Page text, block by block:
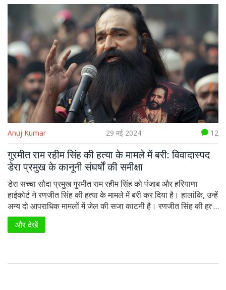
Anuj Kumar 29 मई 2024 12
गुरमीत राम रहीम सिंह की हत्या के मामले में बरी: विवादास्पद
डेरा प्रमुख के कानूनी संघर्षों की समीक्षा
डेरा सच्चा सौदा प्रमुख गुरमीत राम रहीम सिंह को पंजाब और हरियाणा
हाईकोर्ट ने रणजीत सिंह की हत्या के मामले में बरी कर दिया है। हालांकि, उन्हें
अन्य दो आपराधिक मामलों में जेल की सजा काटनी है। रणजीत सिंह की हत्या
जुलाई 2002 में हुई थी, और इस मामले में राम रहीम पर गंभीर आरोप लगे थे।
और देखें